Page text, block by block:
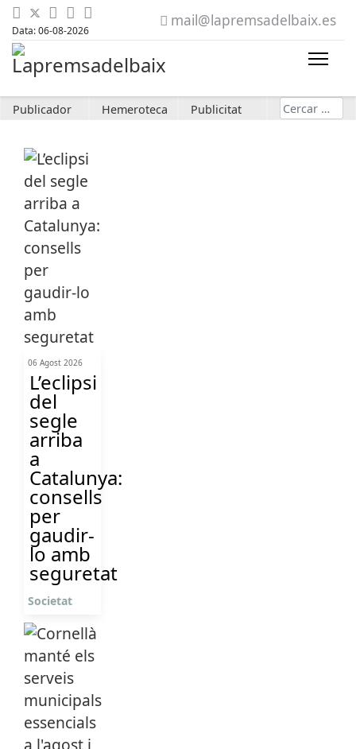
Data: 06-08-2026
mail@lapremsadelbaix.es
Publicador Hemeroteca Publicitat Cerca
06 Agost 2026
L’eclipsi
del
segle
arriba
a
Catalunya:
consells
per
gaudir-
lo amb
seguretat
Societat